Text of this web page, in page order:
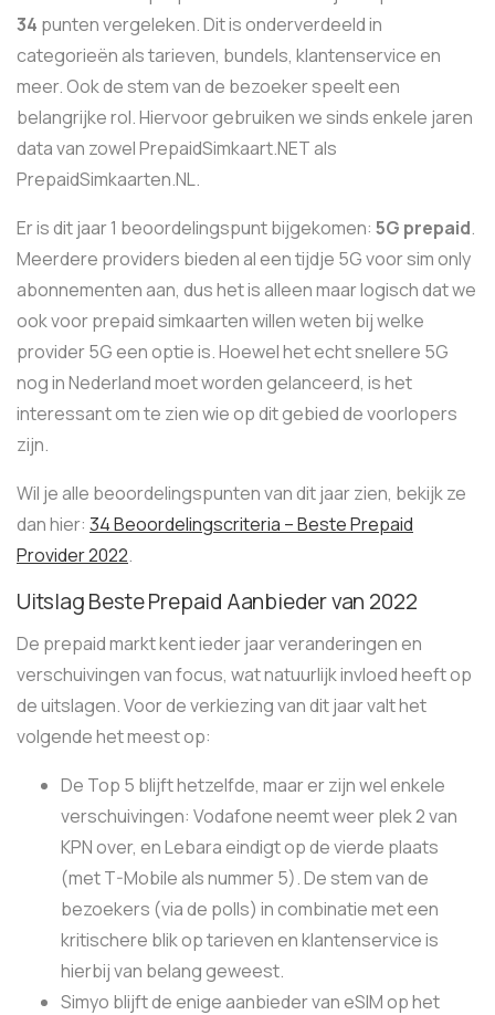
34 punten vergeleken. Dit is onderverdeeld in
categorieën als tarieven, bundels, klantenservice en
meer. Ook de stem van de bezoeker speelt een
belangrijke rol. Hiervoor gebruiken we sinds enkele jaren
data van zowel PrepaidSimkaart.NET als
PrepaidSimkaarten.NL.
Er is dit jaar 1 beoordelingspunt bijgekomen: 5G prepaid.
Meerdere providers bieden al een tijdje 5G voor sim only
abonnementen aan, dus het is alleen maar logisch dat we
ook voor prepaid simkaarten willen weten bij welke
provider 5G een optie is. Hoewel het echt snellere 5G
nog in Nederland moet worden gelanceerd, is het
interessant om te zien wie op dit gebied de voorlopers
zijn.
Wil je alle beoordelingspunten van dit jaar zien, bekijk ze
dan hier: 34 Beoordelingscriteria – Beste Prepaid
Provider 2022.
Uitslag Beste Prepaid Aanbieder van 2022
De prepaid markt kent ieder jaar veranderingen en
verschuivingen van focus, wat natuurlijk invloed heeft op
de uitslagen. Voor de verkiezing van dit jaar valt het
volgende het meest op:
De Top 5 blijft hetzelfde, maar er zijn wel enkele
verschuivingen: Vodafone neemt weer plek 2 van
KPN over, en Lebara eindigt op de vierde plaats
(met T-Mobile als nummer 5). De stem van de
bezoekers (via de polls) in combinatie met een
kritischere blik op tarieven en klantenservice is
hierbij van belang geweest.
Simyo blijft de enige aanbieder van eSIM op het